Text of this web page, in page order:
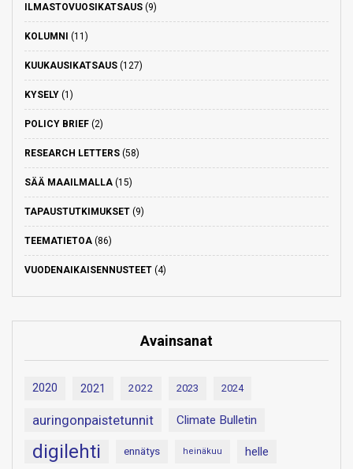
ILMASTOVUOSIKATSAUS (9)
KOLUMNI (11)
KUUKAUSIKATSAUS (127)
KYSELY (1)
POLICY BRIEF (2)
RESEARCH LETTERS (58)
SÄÄ MAAILMALLA (15)
TAPAUSTUTKIMUKSET (9)
TEEMATIETOA (86)
VUODENAIKAISENNUSTEET (4)
Avainsanat
2020 2021 2022 2023 2024
auringonpaistetunnit Climate Bulletin
digilehti ennätys heinäkuu helle